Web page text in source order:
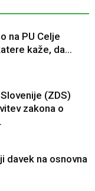
na PU Celje
kaže, da...
(ZDS)
zakona o
davek na osnovna